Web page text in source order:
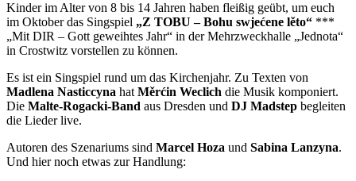
Kinder im Alter von 8 bis 14 Jahren haben fleißig geübt, um euch
im Oktober das Singspiel „Z TOBU – Bohu swjećene lěto“ ***
„Mit DIR – Gott geweihtes Jahr“ in der Mehrzweckhalle „Jednota“
in Crostwitz vorstellen zu können.
Es ist ein Singspiel rund um das Kirchenjahr. Zu Texten von
Madlena Nasticcyna hat Měrćin Weclich die Musik komponiert.
Die Malte-Rogacki-Band aus Dresden und DJ Madstep begleiten
die Lieder live.
Autoren des Szenariums sind Marcel Hoza und Sabina Lanzyna.
Und hier noch etwas zur Handlung: